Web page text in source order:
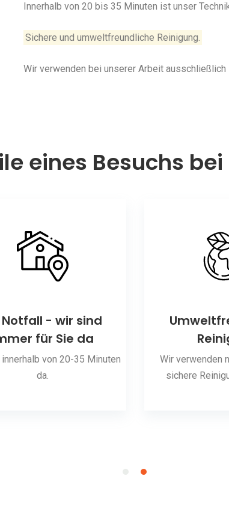
Innerhalb von 20 bis 35 Minuten ist unser
Sichere und umweltfreundliche Reinigung.
Wir verwenden bei unserer Arbeit
eines Besuchs
- wir sind
für Sie da
von 20-35 Minuten
da.
Wir verwenden
sichere